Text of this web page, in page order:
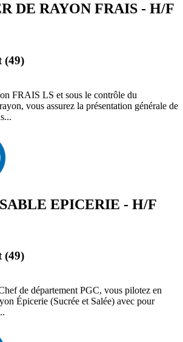
DE RAYON FRAIS - H/F
(49)
FRAIS LS et sous le contrôle du
vous assurez la présentation générale de
EPICERIE - H/F
(49)
de département PGC, vous pilotez en
Épicerie (Sucrée et Salée) avec pour